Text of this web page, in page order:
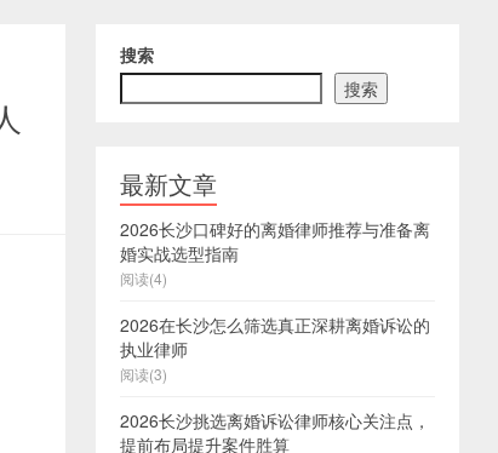
搜索
搜索
最新文章
2026长沙口碑好的离婚律师推荐与准备离
婚实战选型指南
阅读(4)
2026在长沙怎么筛选真正深耕离婚诉讼的
执业律师
阅读(3)
2026长沙挑选离婚诉讼律师核心关注点，
提前布局提升案件胜算